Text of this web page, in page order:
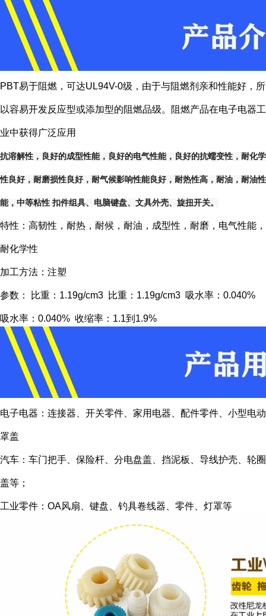
PBT易于阻燃，可达UL94V-0级，由于与阻燃剂亲和性能好，所
以容易开发反应型或添加型的阻燃品级。阻燃产品在电子电器工
业中获得广泛应用
抗溶解性，良好的成型性能，良好的电气性能，良好的抗蠕变性，耐化学
性良好，耐磨损性良好，耐气候影响性能良好，耐热性高，耐油，耐油性
能，中等粘性 扣件组具、电脑键盘、文具外壳、旋扭开关。
特性：高韧性，耐热，耐候，耐油，成型性，耐磨，电气性能，
耐化学性
加工方法：注塑
参数： 比重：1.19g/cm3 比重：1.19g/cm3 吸水率：0.040%
吸水率：0.040% 收缩率：1.1到1.9%
电子电器：连接器、开关零件、家用电器、配件零件、小型电动
罩盖
汽车：车门把手、保险杆、分电盘盖、挡泥板、导线护壳、轮圈
盖等；
工业零件：OA风扇、键盘、钓具卷线器、零件、灯罩等